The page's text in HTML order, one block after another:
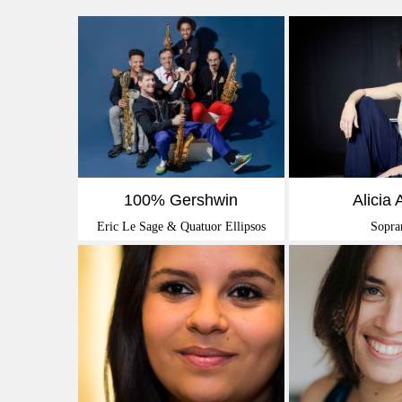
100% Gershwin
Eric Le Sage & Quatuor Ellipsos
EN SAVOIR +
Alicia
EN
EN SAVOIR + EN